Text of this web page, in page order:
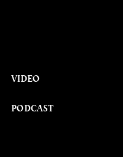
VIDEO
PODCAST